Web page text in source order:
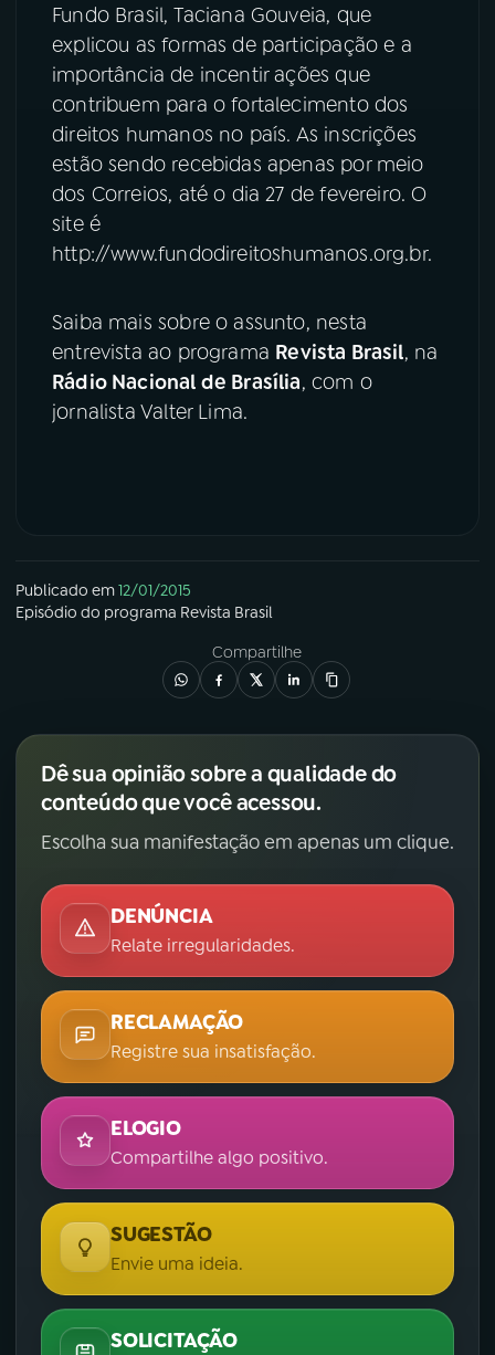
Fundo Brasil, Taciana Gouveia, que
explicou as formas de participação e a
importância de incentir ações que
contribuem para o fortalecimento dos
direitos humanos no país. As inscrições
estão sendo recebidas apenas por meio
dos Correios, até o dia 27 de fevereiro. O
site é
http://www.fundodireitoshumanos.org.br.
Saiba mais sobre o assunto, nesta
entrevista ao programa Revista Brasil, na
Rádio Nacional de Brasília, com o
jornalista Valter Lima.
Publicado em12/01/2015
Episódio do programa Revista Brasil
Compartilhe
Dê sua opinião sobre a qualidade do
conteúdo que você acessou.
Escolha sua manifestação em apenas um clique.
DENÚNCIA
Relate irregularidades.
RECLAMAÇÃO
Registre sua insatisfação.
ELOGIO
Compartilhe algo positivo.
SUGESTÃO
Envie uma ideia.
SOLICITAÇÃO